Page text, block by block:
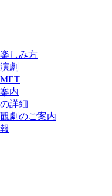
しみ方
劇
内
詳細
劇のご案内